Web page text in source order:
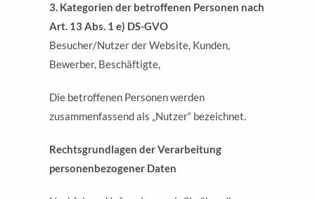
3. Kategorien der betroffenen Personen nach
Art. 13 Abs. 1 e) DS-GVO
Besucher/Nutzer der Website, Kunden,
Bewerber, Beschäftigte,
Die betroffenen Personen werden
zusammenfassend als „Nutzer“ bezeichnet.
Rechtsgrundlagen der Verarbeitung
personenbezogener Daten